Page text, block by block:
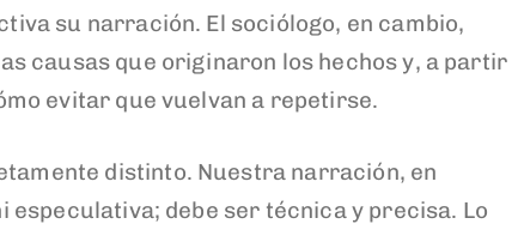
su narración. El sociólogo, en cambio,
causas que originaron los hechos y, a partir
evitar que vuelvan a repetirse.
distinto. Nuestra narración, en
debe ser técnica y precisa. Lo